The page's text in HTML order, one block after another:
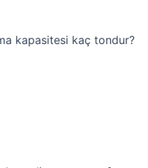
kapasitesi kaç tondur?